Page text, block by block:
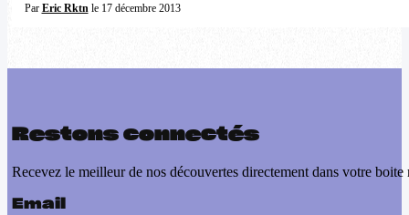
Par Eric Rktnle 17 décembre 2013
Restons connectés
Recevez le meilleur de nos découvertes directement dans votre boite
Email